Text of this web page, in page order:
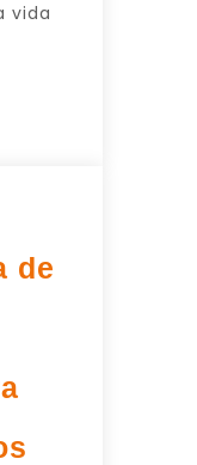
vida
de